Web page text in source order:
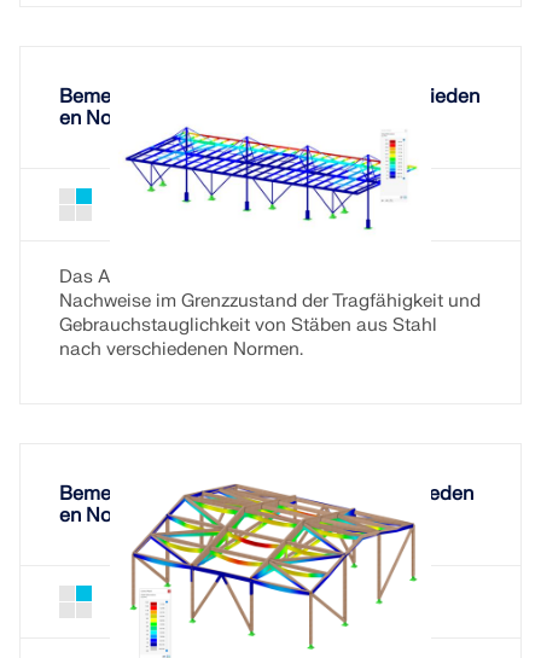
Bemessung von Stahlstäben nach verschieden
en Normen
Stahlbemessung für RSTAB 9 Add-On
Das Add-On Stahlbemessung führt die
Nachweise im Grenzzustand der Tragfähigkeit und
Gebrauchstauglichkeit von Stäben aus Stahl
nach verschiedenen Normen.
Bemessung von Holzstäben nach verschieden
en Normen
Holzbemessung für RSTAB 9 Add-On